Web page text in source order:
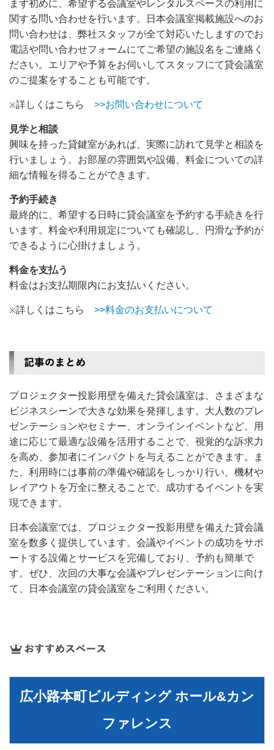
まず初めに、希望する会議室やレンタルスペースの利用に
関する問い合わせを行います。日本会議室掲載施設へのお
問い合わせは、弊社スタッフが全て対応いたしますのでお
電話や問い合わせフォームにてご希望の施設名をご連絡く
ださい。エリアや予算をお伺いしてスタッフにて貸会議室
のご提案をすることも可能です。
※詳しくはこちら >>お問い合わせについて
見学と相談
興味を持った貸鍵室があれば、実際に訪れて見学と相談を
行いましょう。お部屋の雰囲気や設備、料金についての詳
細な情報を得ることができます。
予約手続き
最終的に、希望する日時に貸会議室を予約する手続きを行
います。料金や利用規定についても確認し、円滑な予約が
できるように心掛けましょう。
料金を支払う
料金はお支払期限内にお支払いください。
※詳しくはこちら >>料金のお支払いについて
プロジェクター投影用壁を備えた貸会議室は、さまざまな
ビジネスシーンで大きな効果を発揮します。大人数のプレ
ゼンテーションやセミナー、オンラインイベントなど、用
途に応じて最適な設備を活用することで、視覚的な訴求力
を高め、参加者にインパクトを与えることができます。ま
た、利用時には事前の準備や確認をしっかり行い、機材や
レイアウトを万全に整えることで、成功するイベントを実
現できます。
日本会議室では、プロジェクター投影用壁を備えた貸会議
室を数多く提供しています。会議やイベントの成功をサポ
ートする設備とサービスを完備しており、予約も簡単で
す。ぜひ、次回の大事な会議やプレゼンテーションに向け
て、日本会議室の貸会議室をご利用ください。
広⼩路本町ビルディング ホール&カン
ファレンス